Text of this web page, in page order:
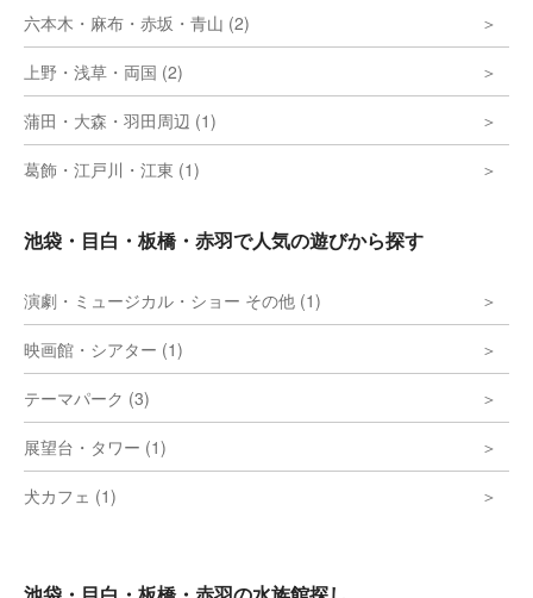
六本木・麻布・赤坂・青山 (2)
上野・浅草・両国 (2)
蒲田・大森・羽田周辺 (1)
葛飾・江戸川・江東 (1)
池袋・目白・板橋・赤羽で人気の遊びから探す
演劇・ミュージカル・ショー その他 (1)
映画館・シアター (1)
テーマパーク (3)
展望台・タワー (1)
犬カフェ (1)